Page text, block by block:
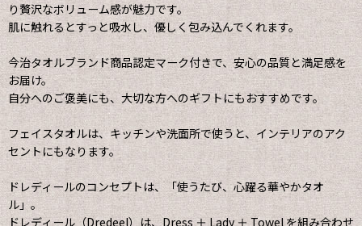
り贅沢なボリューム感が魅力です。
肌に触れるとすっと吸水し、優しく包み込んでくれます。
今治タオルブランド商品認定マーク付きで、安心の品質と満足感を
お届け。
自分へのご褒美にも、大切な方へのギフトにもおすすめです。
フェイスタオルは、キッチンや洗面所で使うと、インテリアのアク
セントにもなります。
ドレディールのコンセプトは、「使うたび、心躍る華やかタオ
ル」。
ドレディール（Dredeel）は、Dress ＋ Lady ＋ Towel を組み合わせ